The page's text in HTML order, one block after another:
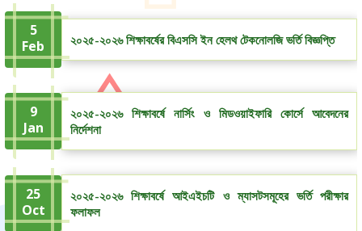
5
Feb
২০২৫-২০২৬ শিক্ষাবর্ষের বিএসসি ইন হেলথ টেকনোলজি ভর্তি বিজ্ঞপ্তি
9
Jan
২০২৫-২০২৬ শিক্ষাবর্ষে নার্সিং ও মিডওয়াইফারি কোর্সে আবেদনের
নির্দেশনা
25
Oct
২০২৫-২০২৬ শিক্ষাবর্ষে আইএইচটি ও ম্যাসটসমূহের ভর্তি পরীক্ষার
ফলাফল